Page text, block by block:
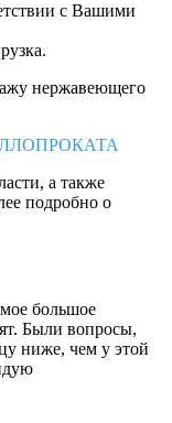
с Вашими
нержавеющего
а также
подробно о
большое
Были вопросы,
ниже, чем у этой